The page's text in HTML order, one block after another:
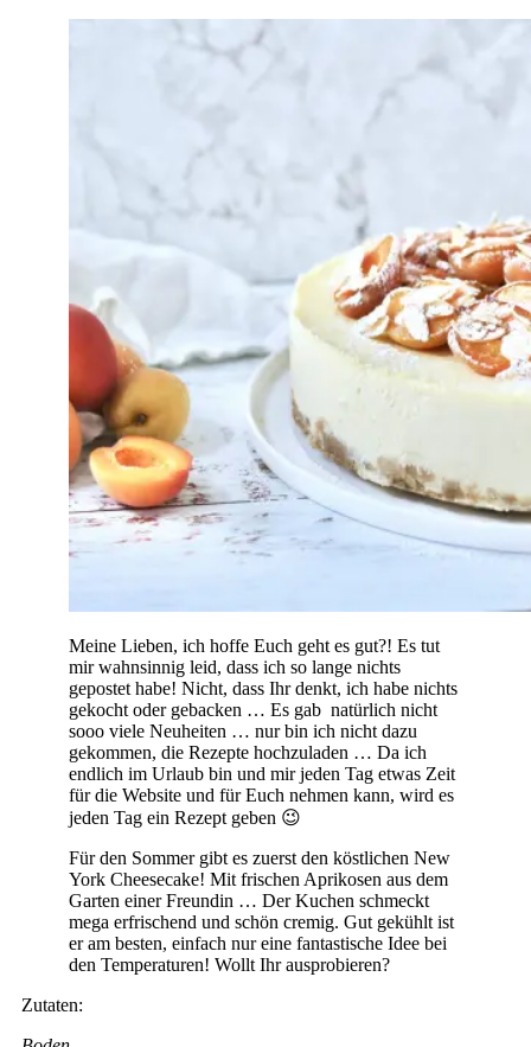
Meine Lieben, ich hoffe Euch geht es gut?! Es tut
mir wahnsinnig leid, dass ich so lange nichts
gepostet habe! Nicht, dass Ihr denkt, ich habe nichts
gekocht oder gebacken … Es gab natürlich nicht
sooo viele Neuheiten … nur bin ich nicht dazu
gekommen, die Rezepte hochzuladen … Da ich
endlich im Urlaub bin und mir jeden Tag etwas Zeit
für die Website und für Euch nehmen kann, wird es
jeden Tag ein Rezept geben 😉
Für den Sommer gibt es zuerst den köstlichen New
York Cheesecake! Mit frischen Aprikosen aus dem
Garten einer Freundin … Der Kuchen schmeckt
mega erfrischend und schön cremig. Gut gekühlt ist
er am besten, einfach nur eine fantastische Idee bei
den Temperaturen! Wollt Ihr ausprobieren?
Zutaten: